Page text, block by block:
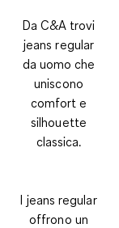
Da C&A trovi
jeans regular
da uomo che
uniscono
comfort e
silhouette
classica.
I jeans regular
offrono un